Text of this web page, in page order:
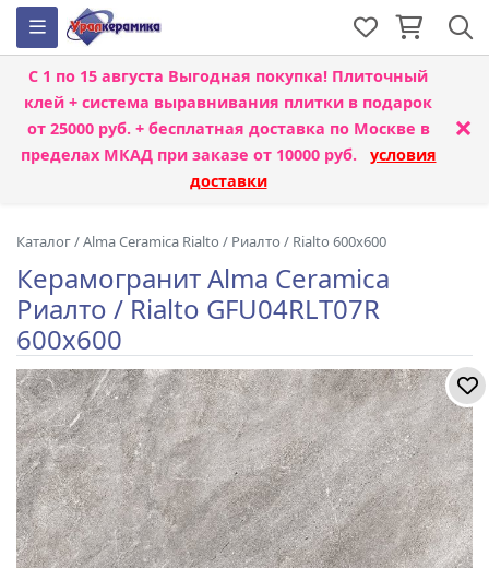
С 1 по 15 августа Выгодная покупка! Плиточный
клей + система выравнивания плитки в подарок
от 25000 руб. + бесплатная доставка по Москве в
пределах МКАД при заказе от 10000 руб. условия
доставки
×
Каталог/Alma Ceramica Rialto / Риалто / Rialto 600x600
Керамогранит Alma Ceramica
Риалто / Rialto GFU04RLT07R
600x600